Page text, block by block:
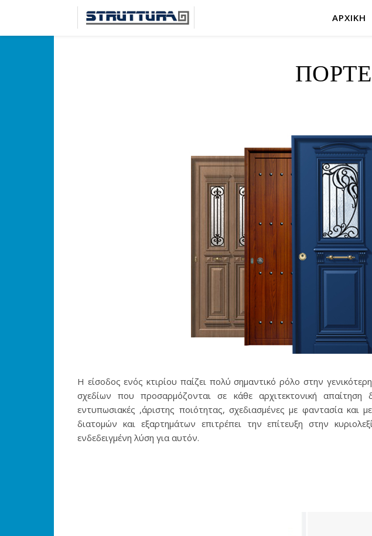
ΑΡΧΙΚΗ
Η είσοδος ενός κτιρίου παίζει πολύ σημαντικό ρόλο στην
σχεδίων που προσαρμόζονται σε κάθε αρχιτεκτονική
εντυπωσιακές ,άριστης ποιότητας, σχεδιασμένες με φαντασία και
διατομών και εξαρτημάτων επιτρέπει την επίτευξη στην
ενδεδειγμένη λύση για αυτόν.